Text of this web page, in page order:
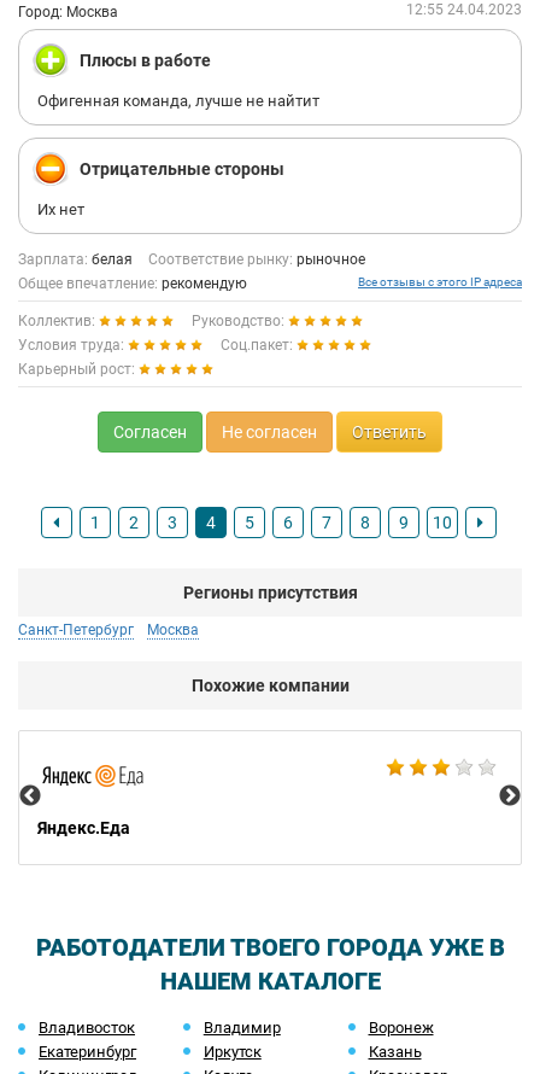
Город: Москва 12:55 24.04.2023
Плюсы в работе
Офигенная команда, лучше не найтит
Отрицательные стороны
Их нет
Зарплата: белая Соответствие рынку: рыночное
Общее впечатление: рекомендую Все отзывы с этого IP адреса
Коллектив:
Руководство:
Условия труда:
Соц.пакет:
Карьерный рост:
Согласен Не согласен Ответить
1 2 3 4 5 6 7 8 9 10
Регионы присутствия
Санкт-Петербург Москва
Похожие компании
Яндекс.Еда
РАБОТОДАТЕЛИ ТВОЕГО ГОРОДА УЖЕ В
НАШЕМ КАТАЛОГЕ
Владивосток Владимир
Воронеж
Екатеринбург
Иркутск
Казань